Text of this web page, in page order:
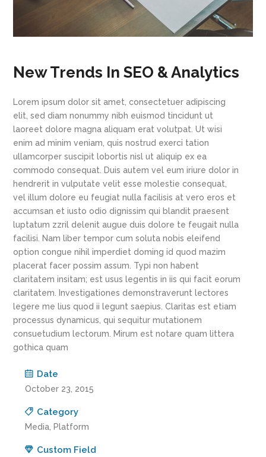
New Trends In SEO & Analytics
Lorem ipsum dolor sit amet, consectetuer adipiscing
elit, sed diam nonummy nibh euismod tincidunt ut
laoreet dolore magna aliquam erat volutpat. Ut wisi
enim ad minim veniam, quis nostrud exerci tation
ullamcorper suscipit lobortis nisl ut aliquip ex ea
commodo consequat. Duis autem vel eum iriure dolor in
hendrerit in vulputate velit esse molestie consequat,
vel illum dolore eu feugiat nulla facilisis at vero eros et
accumsan et iusto odio dignissim qui blandit praesent
luptatum zzril delenit augue duis dolore te feugait nulla
facilisi. Nam liber tempor cum soluta nobis eleifend
option congue nihil imperdiet doming id quod mazim
placerat facer possim assum. Typi non habent
claritatem insitam; est usus legentis in iis qui facit eorum
claritatem. Investigationes demonstraverunt lectores
legere me lius quod ii legunt saepius. Claritas est etiam
processus dynamicus, qui sequitur mutationem
consuetudium lectorum. Mirum est notare quam littera
gothica quam
Date
October 23, 2015
Category
Media, Platform
Custom Field